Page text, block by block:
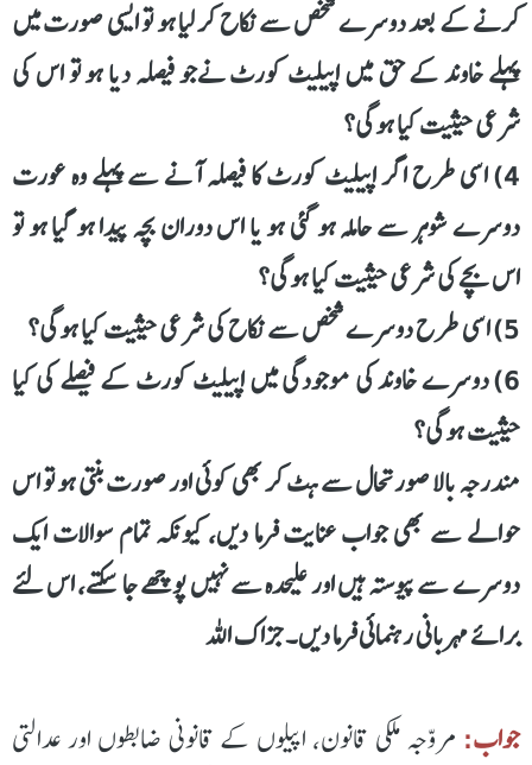
کرنے کے بعد دوسرے شخص سے نکاح کر لیا ہو تو ایسی صورت میں
پہلے خاوند کے حق میں اپیلیٹ کورٹ نےجو فیصلہ دیا ہو تو اس کی
شرعی حیثیت کیا ہوگی؟
4) اسی طرح اگر اپیلیٹ کورٹ کا فیصلہ آنے سے پہلے وہ عورت
دوسرے شوہر سے حاملہ ہو گئی ہو یا اس دوران بچہ پیدا ہو گیا ہو تو
اس بچے کی شرعی حیثیت کیا ہوگی؟
5) اسی طرح دوسرے شخص سے نکاح کی شرعی حیثیت کیا ہوگی؟
6) دوسرے خاوند کی موجودگی میں اپیلیٹ کورٹ کے فیصلے کی کیا
حیثیت ہوگی؟
مندرجہ بالا صورتحال سے ہٹ کر بھی کوئی اور صورت بنتی ہو تو اس
حوالے سے بھی جواب عنایت فرما دیں، کیونکہ تمام سوالات ایک
دوسرے سے پیوستہ ہیں اور علیحدہ سے نہیں پوچھے جا سکتے، اس لئے
برائے مہربانی رہنمائی فرما دیں۔ جزاک اللہ
جواب: مروّجہ ملکی قانون، اپیلوں کے قانونی ضابطوں اور عدالتی